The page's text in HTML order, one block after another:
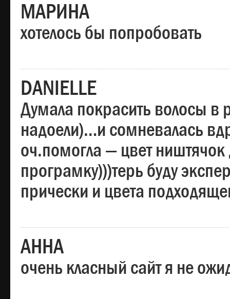
МАРИНА
хотелось бы попробовать
DANIELLE
Думала покрасить волосы
надоели)…и сомневалась
оч.помогла — цвет
програмку)))терь буду
прически и цвета
АННА
очень класный сайт я не